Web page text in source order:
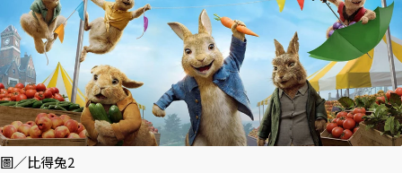
圖／比得兔2